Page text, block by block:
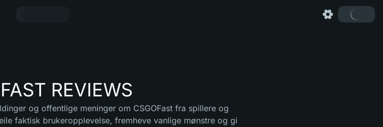
REVIEWS
og offentlige meninger om CSGOFast fra spillere og
faktisk brukeropplevelse, fremheve vanlige mønstre og gi